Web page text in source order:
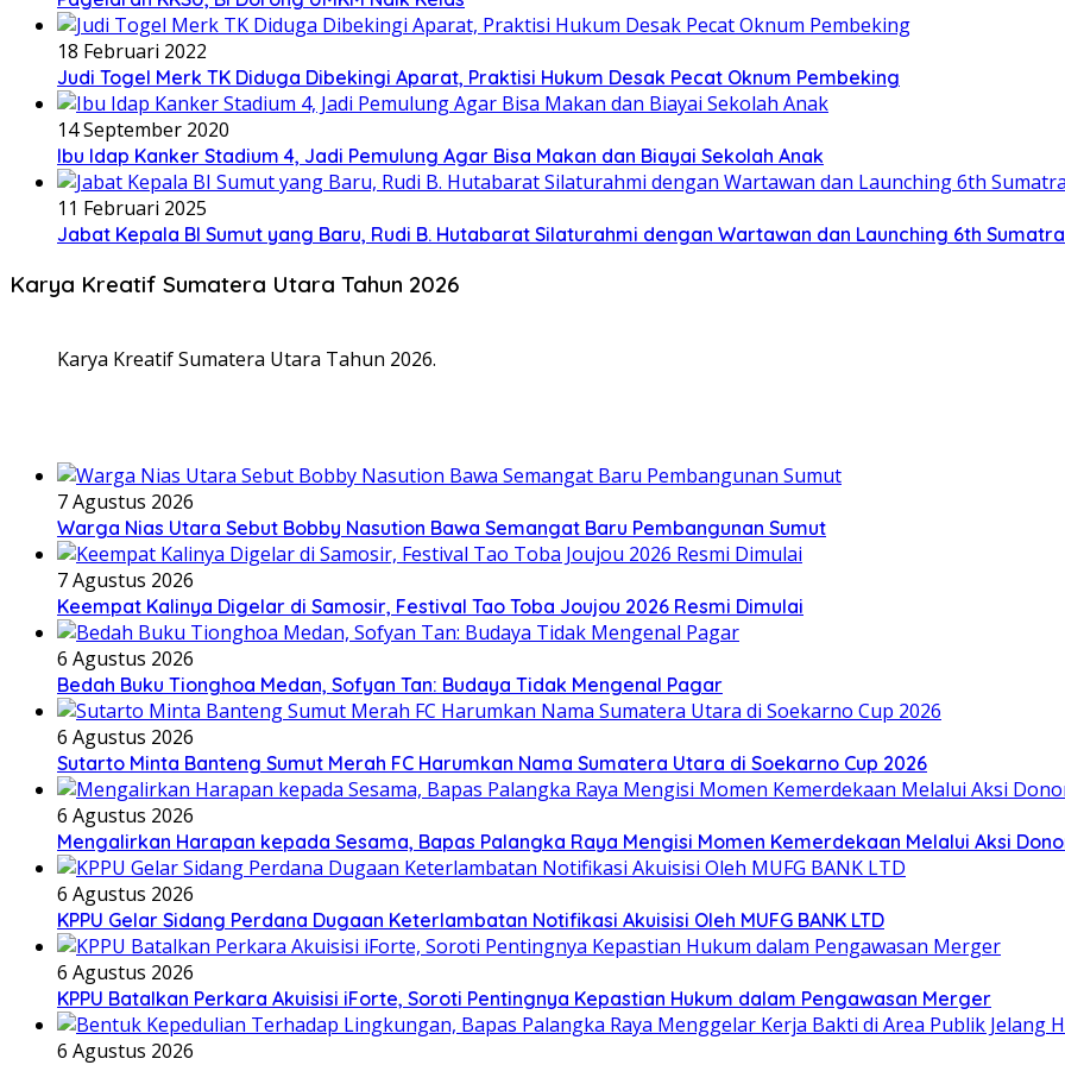
18 Februari 2022
Judi Togel Merk TK Diduga Dibekingi Aparat, Praktisi Hukum Desak Pecat Oknum Pembeking
14 September 2020
Ibu Idap Kanker Stadium 4, Jadi Pemulung Agar Bisa Makan dan Biayai Sekolah Anak
11 Februari 2025
Jabat Kepala BI Sumut yang Baru, Rudi B. Hutabarat Silaturahmi dengan Wartawan dan Launching 6th
Karya Kreatif Sumatera Utara Tahun 2026
Karya Kreatif Sumatera Utara Tahun 2026.
7 Agustus 2026
Warga Nias Utara Sebut Bobby Nasution Bawa Semangat Baru Pembangunan Sumut
7 Agustus 2026
Keempat Kalinya Digelar di Samosir, Festival Tao Toba Joujou 2026 Resmi Dimulai
6 Agustus 2026
Bedah Buku Tionghoa Medan, Sofyan Tan: Budaya Tidak Mengenal Pagar
6 Agustus 2026
Sutarto Minta Banteng Sumut Merah FC Harumkan Nama Sumatera Utara di Soekarno Cup 2026
6 Agustus 2026
Mengalirkan Harapan kepada Sesama, Bapas Palangka Raya Mengisi Momen Kemerdekaan Melalui Aksi
6 Agustus 2026
KPPU Gelar Sidang Perdana Dugaan Keterlambatan Notifikasi Akuisisi Oleh MUFG BANK LTD
6 Agustus 2026
KPPU Batalkan Perkara Akuisisi iForte, Soroti Pentingnya Kepastian Hukum dalam Pengawasan Merger
6 Agustus 2026